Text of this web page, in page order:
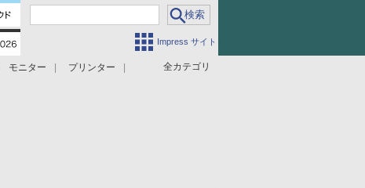
Impress サイト
全カテゴリ
モニター
プリンター